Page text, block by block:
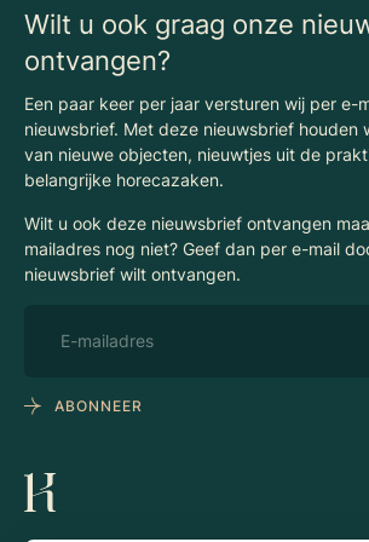
Wilt u ook graag onze
ontvangen?
Een paar keer per jaar versturen wij per e-
nieuwsbrief. Met deze nieuwsbrief houden
van nieuwe objecten, nieuwtjes uit de
belangrijke horecazaken.
Wilt u ook deze nieuwsbrief ontvangen
mailadres nog niet? Geef dan per e-mail
nieuwsbrief wilt ontvangen.
ABONNEER